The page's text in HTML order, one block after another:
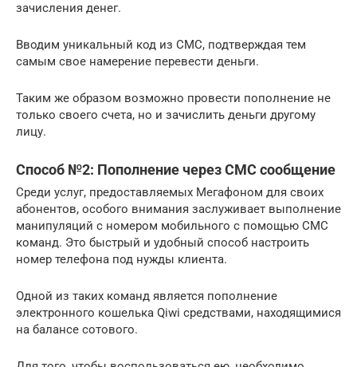
зачисления денег.
Вводим уникальный код из СМС, подтверждая тем
самым свое намерение перевести деньги.
Таким же образом возможно провести пополнение не
только своего счета, но и зачислить деньги другому
лицу.
Способ №2: Пополнение через СМС сообщение
Среди услуг, предоставляемых Мегафоном для своих
абонентов, особого внимания заслуживает выполнение
манипуляций с номером мобильного с помощью СМС
команд. Это быстрый и удобный способ настроить
номер телефона под нужды клиента.
Одной из таких команд является пополнение
электронного кошелька Qiwi средствами, находящимися
на балансе сотового.